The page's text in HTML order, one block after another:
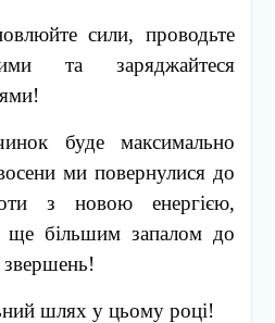
сили, проводьте
та заряджайтеся
буде максимально
ми повернулися до
з новою енергією,
ще більшим запалом до
шлях у цьому році!